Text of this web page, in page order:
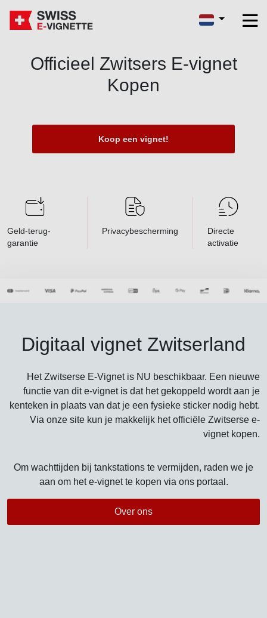
Officieel Zwitsers E-vignet
Kopen
Koop een vignet!
Geld-terug-
garantie
Privacybescherming
Directe
activatie
Digitaal vignet Zwitserland
Het Zwitserse E-Vignet is NU beschikbaar. Een nieuwe
functie van dit e-vignet is dat het gekoppeld wordt aan je
kenteken in plaats van dat je een fysieke sticker nodig hebt.
Via onze site kun je makkelijk het officiële Zwitserse e-
vignet kopen.
Om wachttijden bij tankstations te vermijden, raden we je
aan om het e-vignet te kopen via ons portaal.
Over ons